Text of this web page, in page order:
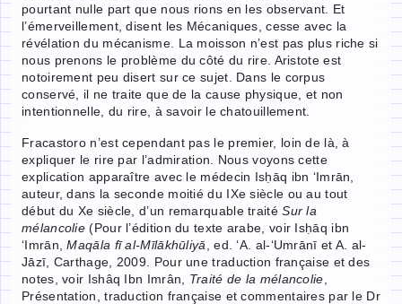
pourtant nulle part que nous rions en les observant. Et
l’émerveillement, disent les Mécaniques, cesse avec la
révélation du mécanisme. La moisson n’est pas plus riche si
nous prenons le problème du côté du rire. Aristote est
notoirement peu disert sur ce sujet. Dans le corpus
conservé, il ne traite que de la cause physique, et non
intentionnelle, du rire, à savoir le chatouillement.
Fracastoro n’est cependant pas le premier, loin de là, à
expliquer le rire par l’admiration. Nous voyons cette
explication apparaître avec le médecin Isḥāq ibn ‘Imrān,
auteur, dans la seconde moitié du IXe siècle ou au tout
début du Xe siècle, d’un remarquable traitéSur la
mélancolie (Pour l’édition du texte arabe, voir Isḥāq ibn
‘Imrān,Maqāla fī al-Mīlākhūliyā
, ed. ‘A. al-‘Umrānī et A. al-
Jāzī, Carthage, 2009. Pour une traduction française et des
notes, voir Ishâq Ibn Imrân, Traité de la mélancolie
Présentation, traduction française et commentaires par le Dr